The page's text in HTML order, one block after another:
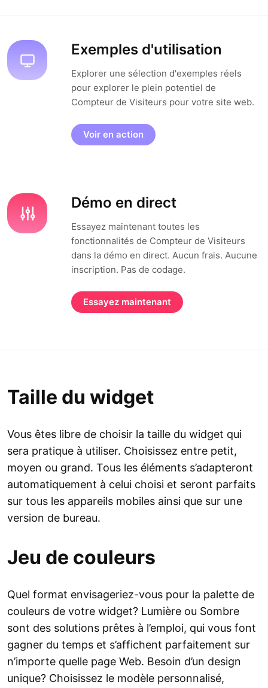
Exemples d'utilisation
Explorer une sélection d'exemples réels
pour explorer le plein potentiel de
Compteur de Visiteurs pour votre site web.
Voir en action
Démo en direct
Essayez maintenant toutes les
fonctionnalités de Compteur de Visiteurs
dans la démo en direct. Aucun frais. Aucune
inscription. Pas de codage.
Essayez maintenant
Taille du widget
Vous êtes libre de choisir la taille du widget qui
sera pratique à utiliser. Choisissez entre petit,
moyen ou grand. Tous les éléments s’adapteront
automatiquement à celui choisi et seront parfaits
sur tous les appareils mobiles ainsi que sur une
version de bureau.
Jeu de couleurs
Quel format envisageriez-vous pour la palette de
couleurs de votre widget? Lumière ou Sombre
sont des solutions prêtes à l’emploi, qui vous font
gagner du temps et s’affichent parfaitement sur
n’importe quelle page Web. Besoin d’un design
unique? Choisissez le modèle personnalisé,